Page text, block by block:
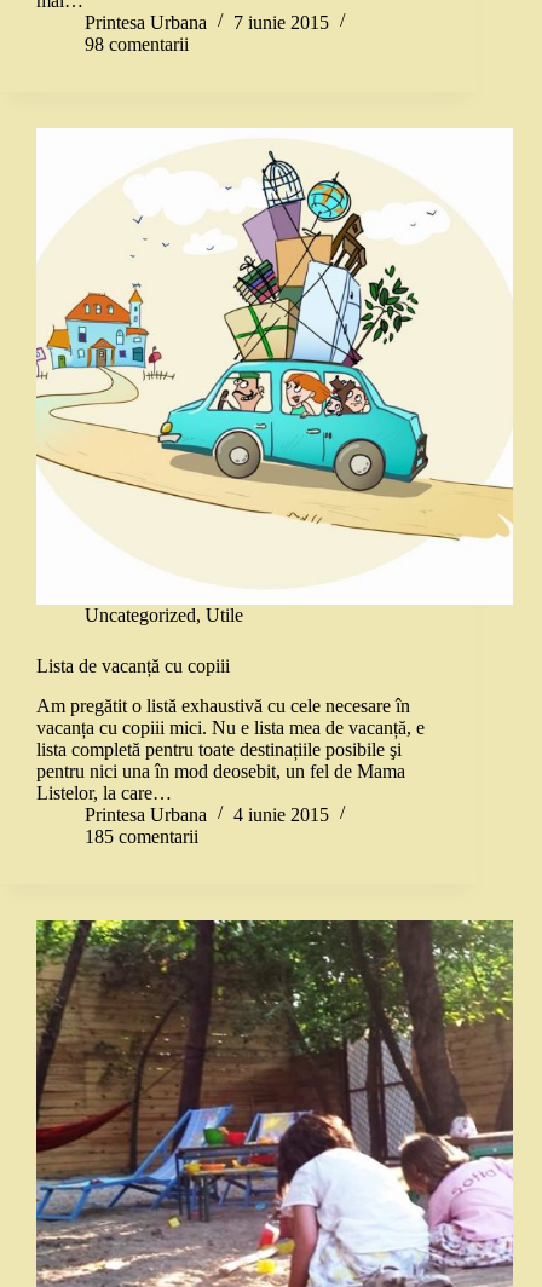
Printesa Urbana
7 iunie 2015
98 comentarii
Uncategorized, Utile
Lista de vacanță cu copiii
Am pregătit o listă exhaustivă cu cele necesare în
vacanța cu copiii mici. Nu e lista mea de vacanță, e
lista completă pentru toate destinațiile posibile şi
pentru nici una în mod deosebit, un fel de Mama
Listelor, la care…
Printesa Urbana
4 iunie 2015
185 comentarii